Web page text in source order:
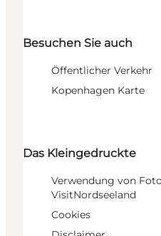
Besuchen Sie auch
Öffentlicher Verkehr
Kopenhagen Karte
Das Kleingedruckte
Verwendung von
VisitNordseeland
Cookies